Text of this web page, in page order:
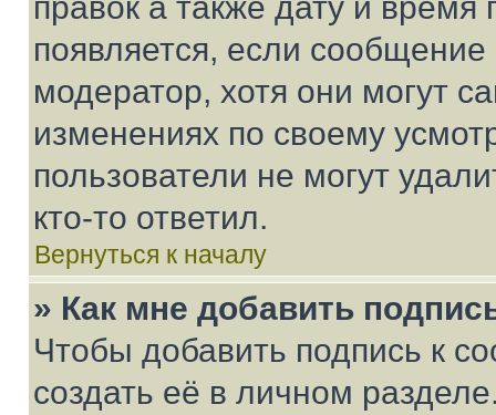
появляется, если
модератор, хотя они могут
изменениях по своему
пользователи не могут
кто-то ответил.
Вернуться к началу
» Как мне добавить
Чтобы добавить подпись к
создать её в личном